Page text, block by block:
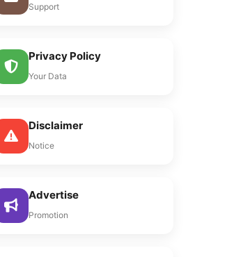
Support
Privacy Policy
Your Data
Disclaimer
Notice
Advertise
Promotion